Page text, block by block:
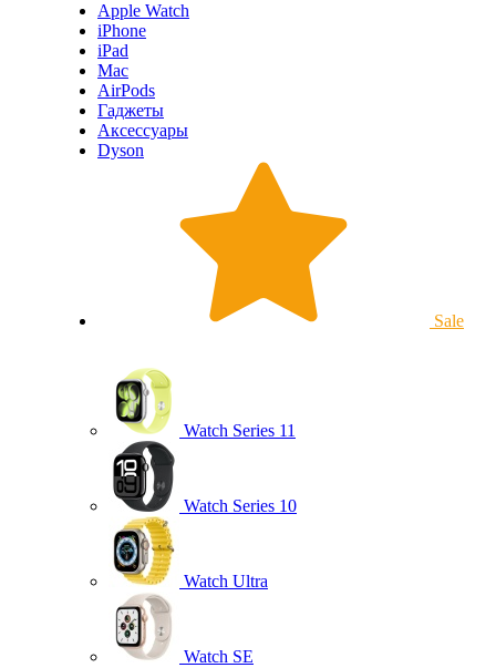
Apple Watch
iPhone
iPad
Mac
AirPods
Гаджеты
Аксессуары
Dyson
Sale
Watch Series 11
Watch Series 10
Watch Ultra
Watch SE